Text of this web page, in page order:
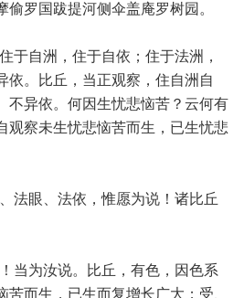
罗国跋提河侧伞盖庵罗树园。
于自洲，住于自依；住于法洲，
依。比丘，当正观察，住自洲自
不异依。何因生忧悲恼苦？云何有
观察未生忧悲恼苦而生，已生忧悲
法眼、法依，惟愿为说！诸比丘
当为汝说。比丘，有色，因色系
而生，已生而复增长广大；受、